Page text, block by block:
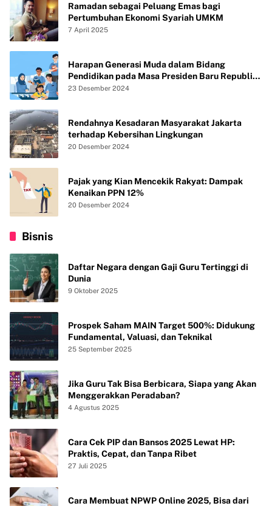
Ramadan sebagai Peluang Emas bagi
Pertumbuhan Ekonomi Syariah UMKM
7 April 2025
Harapan Generasi Muda dalam Bidang
Pendidikan pada Masa Presiden Baru Republik
Indonesia
23 Desember 2024
Rendahnya Kesadaran Masyarakat Jakarta
terhadap Kebersihan Lingkungan
20 Desember 2024
Pajak yang Kian Mencekik Rakyat: Dampak
Kenaikan PPN 12%
20 Desember 2024
Bisnis
Daftar Negara dengan Gaji Guru Tertinggi di
Dunia
9 Oktober 2025
Prospek Saham MAIN Target 500%: Didukung
Fundamental, Valuasi, dan Teknikal
25 September 2025
Jika Guru Tak Bisa Berbicara, Siapa yang Akan
Menggerakkan Peradaban?
4 Agustus 2025
Cara Cek PIP dan Bansos 2025 Lewat HP:
Praktis, Cepat, dan Tanpa Ribet
27 Juli 2025
Cara Membuat NPWP Online 2025, Bisa dari